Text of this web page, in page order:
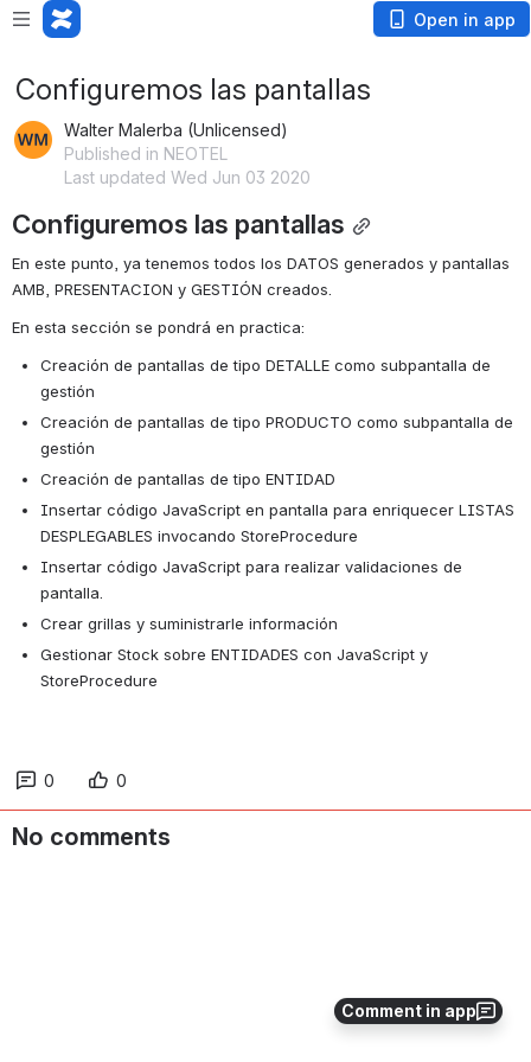
Open in app
Comment in app
Configuremos las pantallas
Walter Malerba (Unlicensed)
Published in NEOTEL
Last updated Wed Jun 03 2020
Configuremos las pantallas
En este punto, ya tenemos todos los DATOS generados y pantallas
AMB, PRESENTACION y GESTIÓN creados.
En esta sección se pondrá en practica:
Creación de pantallas de tipo DETALLE como subpantalla de
gestión
Creación de pantallas de tipo PRODUCTO como subpantalla de
gestión
Creación de pantallas de tipo ENTIDAD
Insertar código JavaScript en pantalla para enriquecer LISTAS
DESPLEGABLES invocando StoreProcedure
Insertar código JavaScript para realizar validaciones de
pantalla.
Crear grillas y suministrarle información
Gestionar Stock sobre ENTIDADES con JavaScript y
StoreProcedure
0 0
No comments